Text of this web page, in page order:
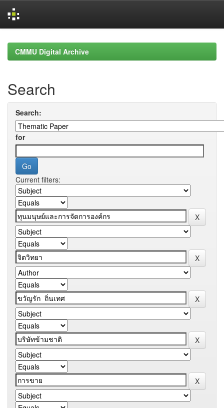
navigationCMMU Digital Archive
Search
Search:
for
Current filters: